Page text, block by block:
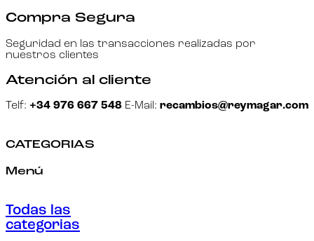
Compra Segura
Seguridad en las transacciones realizadas por
nuestros clientes
Atención al cliente
Telf: +34 976 667 548 E-Mail: recambios@reymagar.com
CATEGORIAS
Menú
Todas las
categorias